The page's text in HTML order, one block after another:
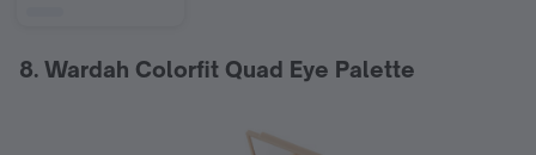
8. Wardah Colorfit Quad Eye Palette